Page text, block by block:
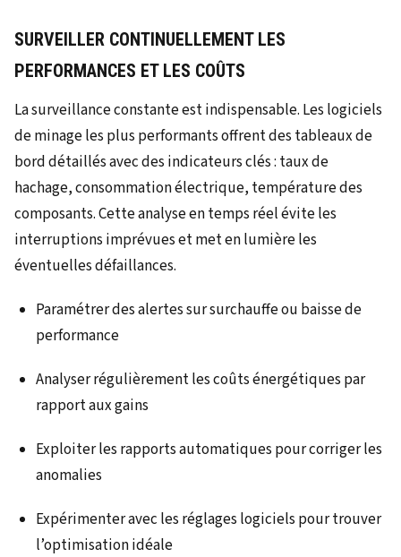
SURVEILLER CONTINUELLEMENT LES
PERFORMANCES ET LES COÛTS
La surveillance constante est indispensable. Les logiciels
de minage les plus performants offrent des tableaux de
bord détaillés avec des indicateurs clés : taux de
hachage, consommation électrique, température des
composants. Cette analyse en temps réel évite les
interruptions imprévues et met en lumière les
éventuelles défaillances.
Paramétrer des alertes sur surchauffe ou baisse de
performance
Analyser régulièrement les coûts énergétiques par
rapport aux gains
Exploiter les rapports automatiques pour corriger les
anomalies
Expérimenter avec les réglages logiciels pour trouver
l’optimisation idéale